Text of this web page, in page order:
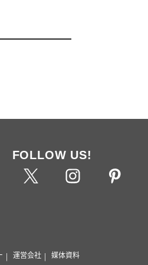
FOLLOW US!
運営会社 媒体資料